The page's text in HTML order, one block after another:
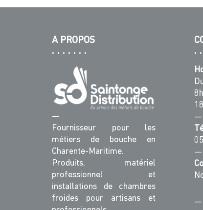
A PROPOS
—
Fournisseur pour les
métiers de bouche en
Charente-Maritime.
Produits, matériel
professionnel et
installations de chambres
froides pour artisans et
—
—
—